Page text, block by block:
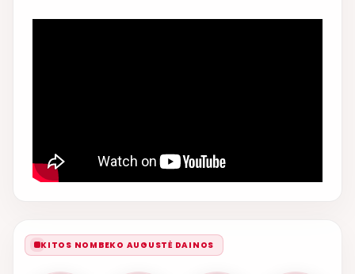
KITOS NOMBEKO AUGUSTĖ DAINOS